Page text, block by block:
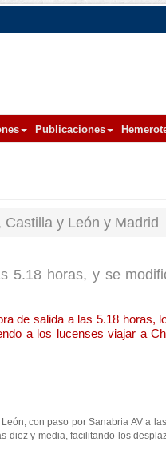
Publicaciones
y León y Madrid
5.18 horas, y se
de salida a las 5.18 horas,
a los lucenses viajar a
con paso por Sanabria AV a
y media, facilitando los